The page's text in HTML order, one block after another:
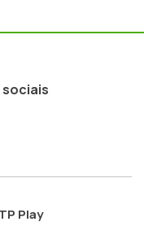
sociais
Play